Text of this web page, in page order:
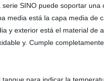
SINO puede soportar
media está la capa media
y exterior está el material
y. Cumple
para indicar la